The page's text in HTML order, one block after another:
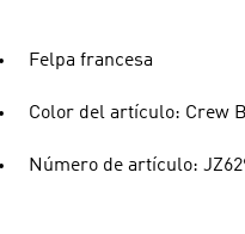
Felpa francesa
Color del artículo: Crew
Número de artículo: